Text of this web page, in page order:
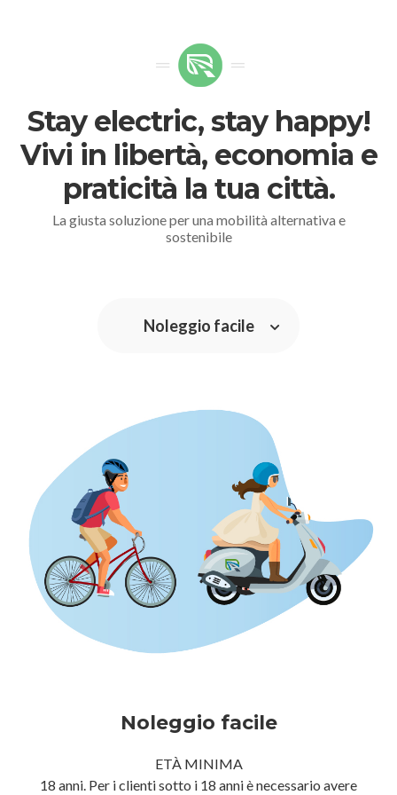
Stay electric, stay happy!
Vivi in libertà, economia e
praticità la tua città.
La giusta soluzione per una mobilità alternativa e
sostenibile
Noleggio facile
Noleggio facile
ETÀ MINIMA
18 anni. Per i clienti sotto i 18 anni è necessario avere